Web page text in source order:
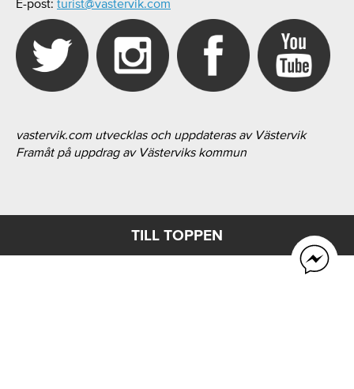
E-post: turist@vastervik.com
vastervik.com utvecklas och uppdateras av Västervik
Framåt på uppdrag av Västerviks kommun
TILL TOPPEN